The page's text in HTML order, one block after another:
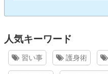
人気キーワード
習い事 護身術